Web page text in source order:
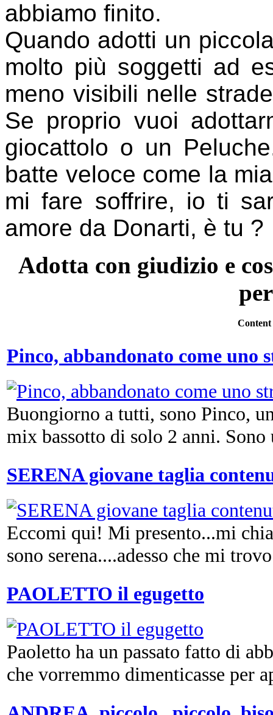
abbiamo finito.
Quando adotti un
molto più soggetti ad
meno visibili nelle
Se proprio vuoi
giocattolo o un
batte veloce come la
mi fare soffrire, io ti
amore da Donarti, è tu ?
Adotta con giudizio e
Content
Pinco, abbandonato come uno
Buongiorno a tutti, sono Pinco,
mix bassotto di solo 2 anni.
SERENA giovane taglia
Eccomi qui! Mi presento...mi
sono serena....adesso che mi
PAOLETTO il egugetto
Paoletto ha un passato fatto di
che vorremmo dimenticasse per